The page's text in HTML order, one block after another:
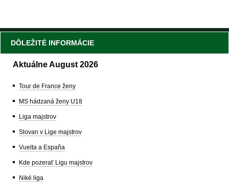
DÔLEŽITÉ INFORMÁCIE
Aktuálne August 2026
Tour de France ženy
MS hádzaná ženy U18
Liga majstrov
Slovan v Lige majstrov
Vuelta a España
Kde pozerať Ligu majstrov
Niké liga